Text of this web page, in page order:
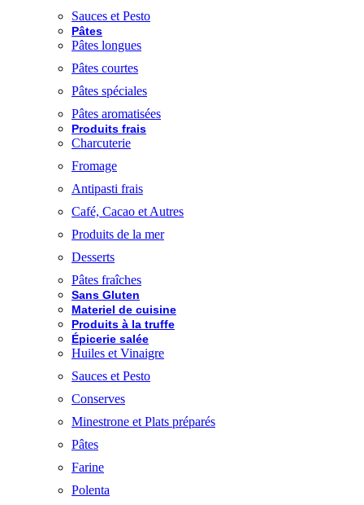
Sauces et Pesto
Pâtes
Pâtes longues
Pâtes courtes
Pâtes spéciales
Pâtes aromatisées
Produits frais
Charcuterie
Fromage
Antipasti frais
Café, Cacao et Autres
Produits de la mer
Desserts
Pâtes fraîches
Sans Gluten
Materiel de cuisine
Produits à la truffe
Épicerie salée
Huiles et Vinaigre
Sauces et Pesto
Conserves
Minestrone et Plats préparés
Pâtes
Farine
Polenta